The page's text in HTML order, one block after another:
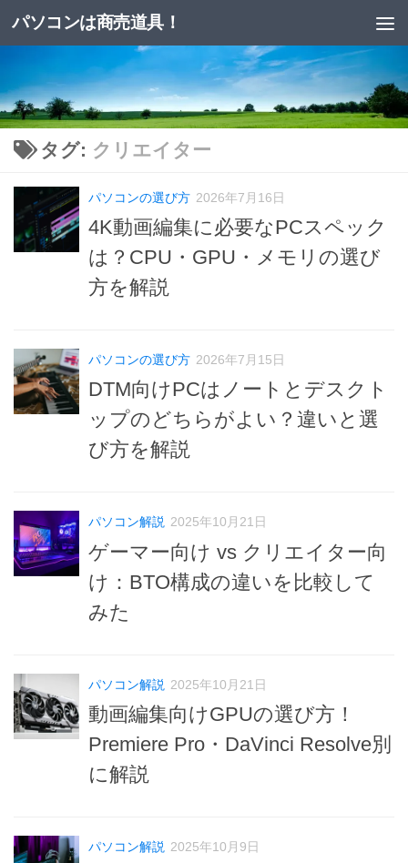
コンテンツへスキップ
パソコンは商売道具！
タグ: クリエイター
パソコンの選び方 2026年7月16日
4K動画編集に必要なPCスペック
は？CPU・GPU・メモリの選び
方を解説
パソコンの選び方 2026年7月15日
DTM向けPCはノートとデスクト
ップのどちらがよい？違いと選
び方を解説
パソコン解説 2025年10月21日
ゲーマー向け vs クリエイター向
け：BTO構成の違いを比較して
みた
パソコン解説 2025年10月21日
動画編集向けGPUの選び方！
Premiere Pro・DaVinci Resolve別
に解説
パソコン解説 2025年10月9日